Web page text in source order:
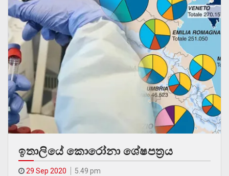
ඉතාලියේ කොරෝනා ශේෂපත‍්‍රය
29 Sep 2020 5.49 pm